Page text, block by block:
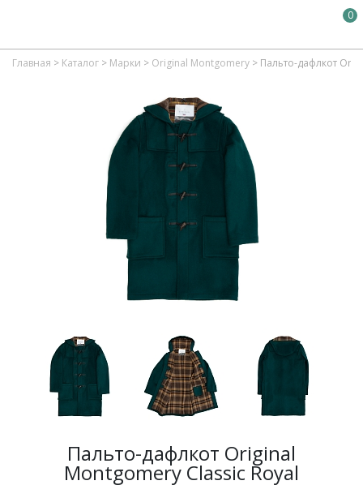
0
Главная > Каталог > Марки > Original Montgomery > Пальто-дафлкот
Пальто-дафлкот Original
Montgomery Classic Royal